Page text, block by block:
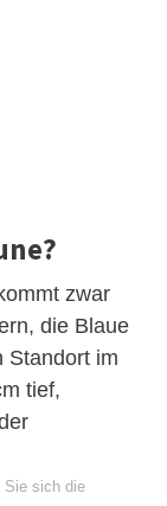
zwar
die Blaue
Standort im
tief,
Sie sich die